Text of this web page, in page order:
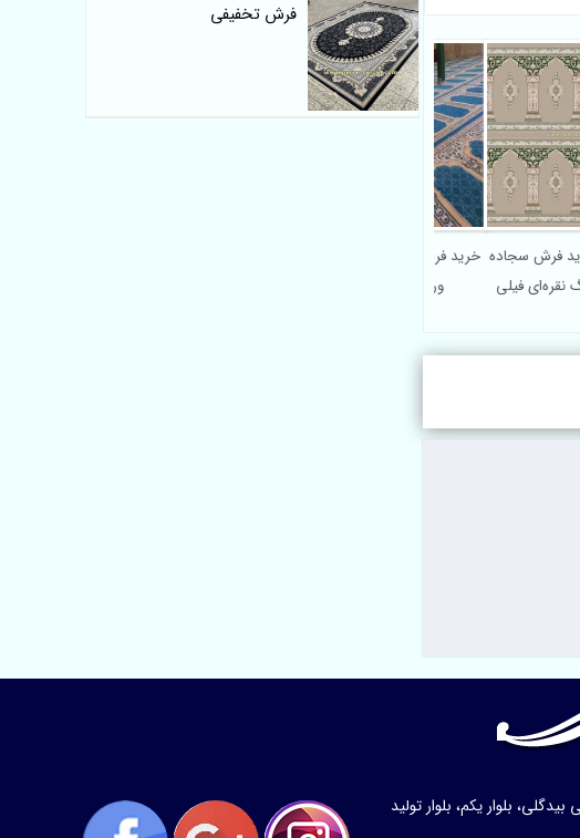
خرید فرش سجاده
رنگ نقره‌ای فیلی
فرش تخفیفی
بلوار یکم، بلوار تولید